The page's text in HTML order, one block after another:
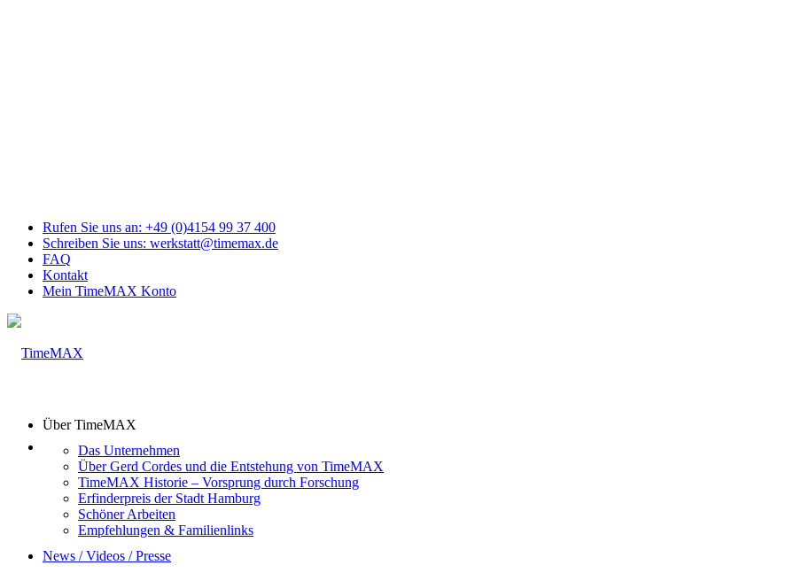
Rufen Sie uns an: +49 (0)4154 99 37 400
Schreiben Sie uns: werkstatt@timemax.de
FAQ
Kontakt
Mein TimeMAX Konto
Über TimeMAX
Das Unternehmen
Über Gerd Cordes und die Entstehung von TimeMAX
TimeMAX Historie – Vorsprung durch Forschung
Erfinderpreis der Stadt Hamburg
Schöner Arbeiten
Empfehlungen & Familienlinks
News / Videos / Presse